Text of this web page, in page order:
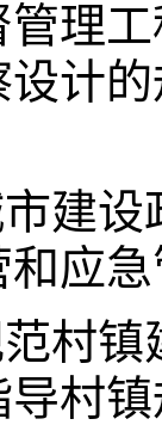
理
计
市建
应
范村
村